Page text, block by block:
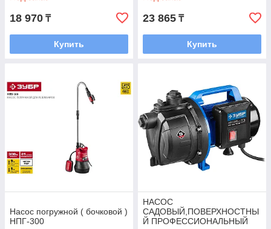
18 970 ₸
Купить
23 865 ₸
Купить
Насос погружной ( бочковой )
НПГ-300
НАСОС
САДОВЫЙ,ПОВЕРХНОСТНЫ
Й ПРОФЕССИОНАЛЬНЫЙ